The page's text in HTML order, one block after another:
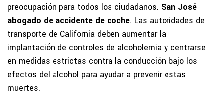
preocupación para todos los ciudadanos. San José
abogado de accidente de coche. Las autoridades de
transporte de California deben aumentar la
implantación de controles de alcoholemia y centrarse
en medidas estrictas contra la conducción bajo los
efectos del alcohol para ayudar a prevenir estas
muertes.